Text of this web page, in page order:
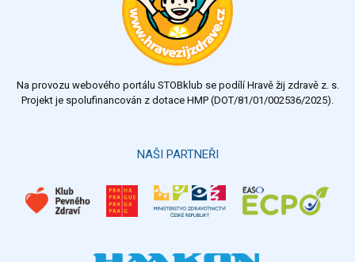
Výsledky Všechny ankety
Na provozu webového portálu STOBklub se podílí Hravě žij zdravě z. s.
Projekt je spolufinancován z dotace HMP (DOT/81/01/002536/2025).
NAŠI PARTNEŘI